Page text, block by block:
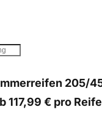
205/45
117,99 € pro